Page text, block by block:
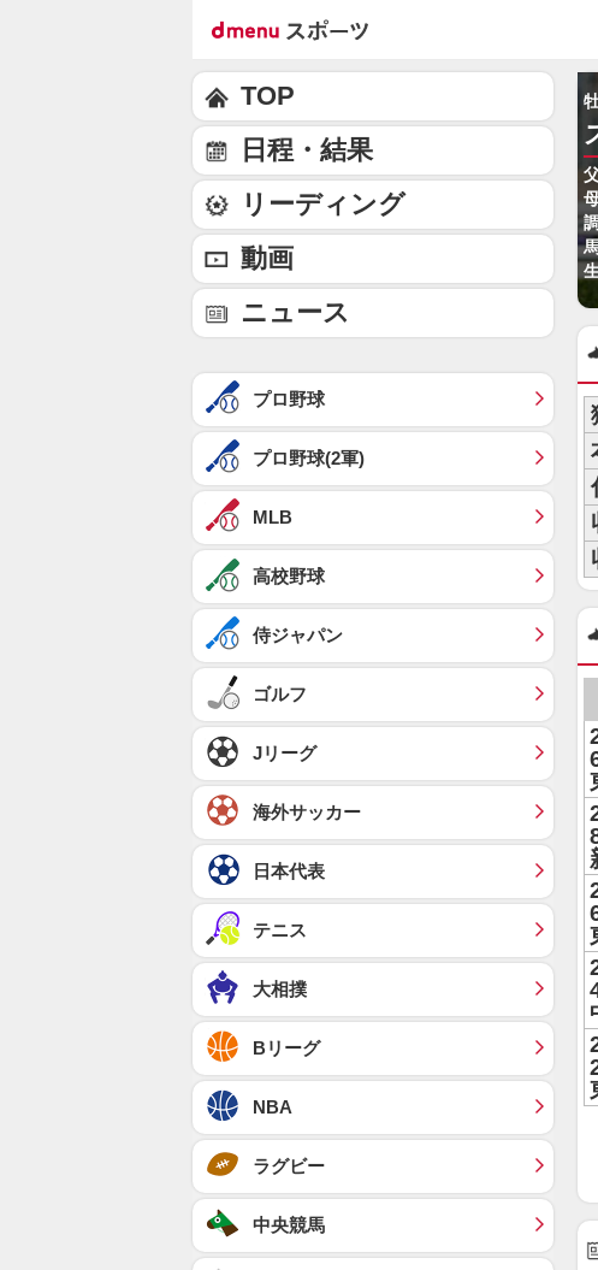
TOP
日程・結果
リーディング
動画
ニュース
プロ野球
プロ野球(2軍)
MLB
高校野球
侍ジャパン
ゴルフ
Jリーグ
海外サッカー
日本代表
テニス
大相撲
Bリーグ
NBA
ラグビー
中央競馬